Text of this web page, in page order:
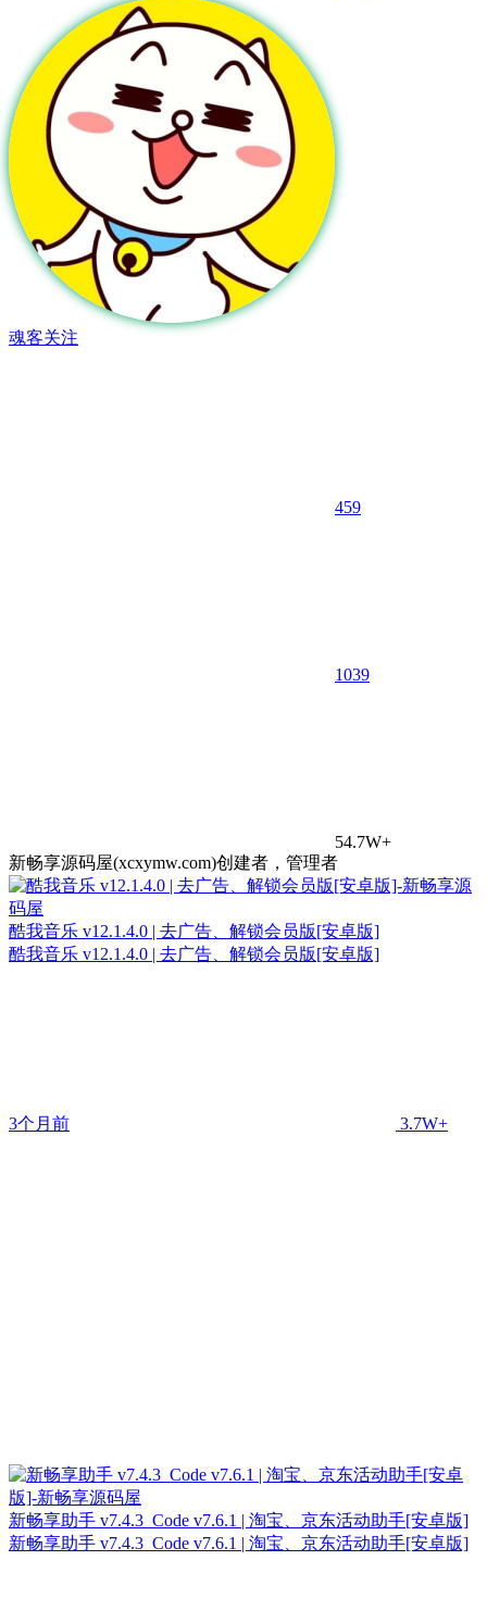
魂客关注
459
1039
54.7W+
新畅享源码屋(xcxymw.com)创建者，管理者
酷我音乐 v12.1.4.0 | 去广告、解锁会员版[安卓版]
酷我音乐 v12.1.4.0 | 去广告、解锁会员版[安卓版]
3个月前 3.7W+
新畅享助手 v7.4.3_Code v7.6.1 | 淘宝、京东活动助手[安卓版]
新畅享助手 v7.4.3_Code v7.6.1 | 淘宝、京东活动助手[安卓版]